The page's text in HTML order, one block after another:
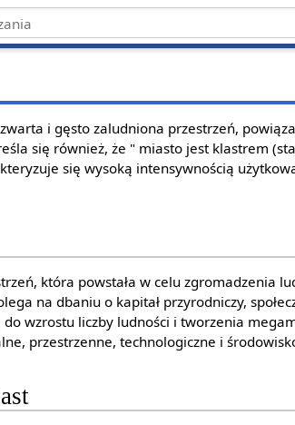
i gęsto zaludniona przestrzeń,
się również, że " miasto jest klastrem
się wysoką intensywnością
która powstała w celu zgromadzenia
na dbaniu o kapitał przyrodniczy,
do wzrostu liczby ludności i tworzenia
przestrzenne, technologiczne i